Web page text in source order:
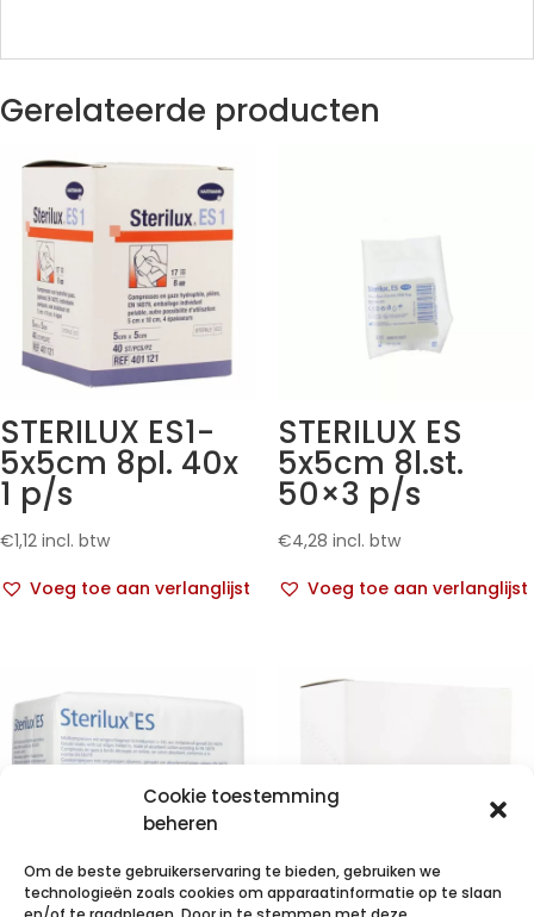
Cookie toestemming
beheren
Om de beste gebruikerservaring te bieden, gebruiken we
technologieën zoals cookies om apparaatinformatie op te slaan
Gerelateerde producten
STERILUX ES1-
5x5cm 8pl. 40x
1 p/s
€1,12 incl. btw
Voeg toe aan verlanglijst
STERILUX ES
5x5cm 8l.st.
50×3 p/s
€4,28 incl. btw
Voeg toe aan verlanglijst